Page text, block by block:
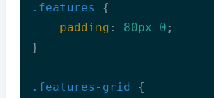
.features
{
padding : 80px 0 ;
}
.features-grid {